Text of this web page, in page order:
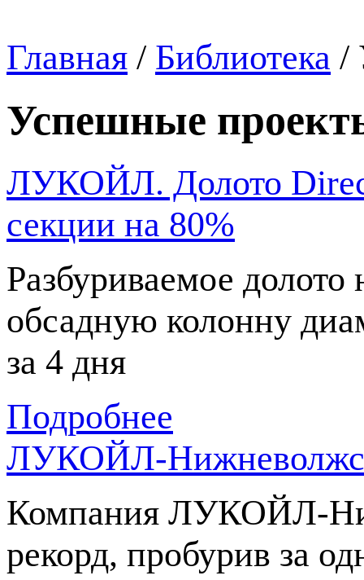
Главная / Библиотека /
Успешные
ЛУКОЙЛ. Долото Direct
секции на 80%
Разбуриваемое
обсадную колонну
за 4 дня
Подробнее
ЛУКОЙЛ-
Компания ЛУКОЙЛ-
рекорд, пробурив за